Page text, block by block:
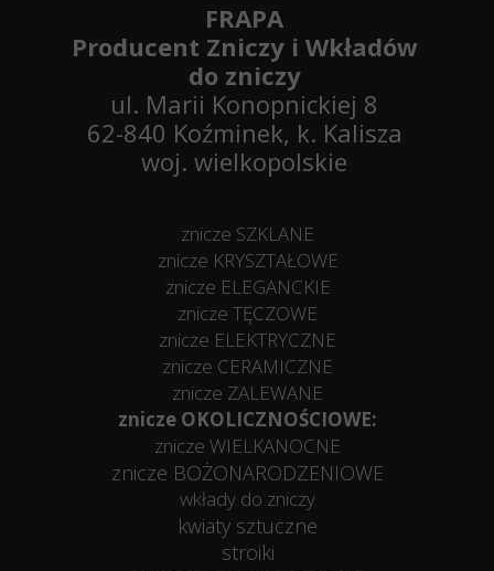
FRAPA
Producent Zniczy i Wkładów
do zniczy
ul. Marii Konopnickiej 8
62-840 Koźminek, k. Kalisza
woj. wielkopolskie
znicze SZKLANE
znicze KRYSZTAŁOWE
znicze ELEGANCKIE
znicze TĘCZOWE
znicze ELEKTRYCZNE
znicze CERAMICZNE
znicze ZALEWANE
znicze OKOLICZNOŚCIOWE:
znicze WIELKANOCNE
znicze BOŻONARODZENIOWE
wkłady do zniczy
kwiaty sztuczne
stroiki